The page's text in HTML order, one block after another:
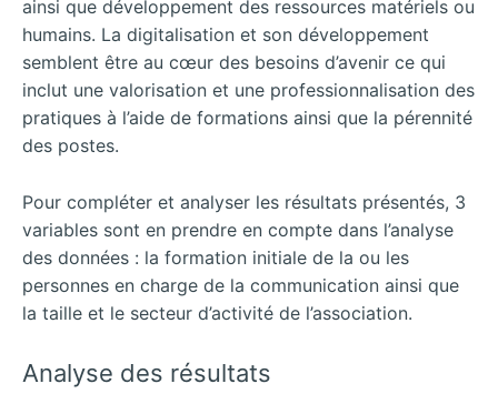
ainsi que développement des ressources matériels ou
humains. La digitalisation et son développement
semblent être au cœur des besoins d’avenir ce qui
inclut une valorisation et une professionnalisation des
pratiques à l’aide de formations ainsi que la pérennité
des postes.
Pour compléter et analyser les résultats présentés, 3
variables sont en prendre en compte dans l’analyse
des données : la formation initiale de la ou les
personnes en charge de la communication ainsi que
la taille et le secteur d’activité de l’association.
Analyse des résultats